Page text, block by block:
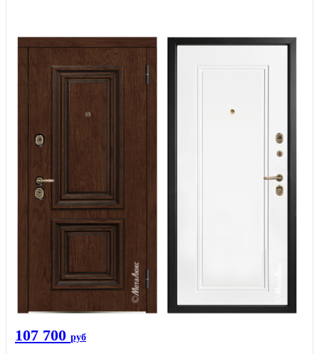
107 700 руб